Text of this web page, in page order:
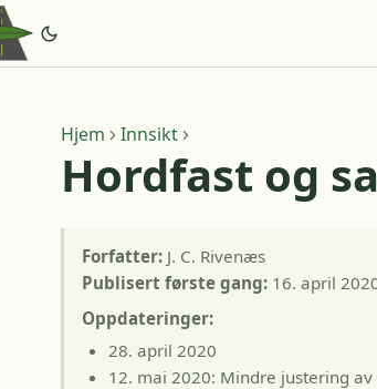
Hjem Innsikt
Hordfast og
Forfatter: J. C. Rivenæs
Publisert første gang: 16. april
Oppdateringer:
28. april 2020
12. mai 2020: Mindre justering